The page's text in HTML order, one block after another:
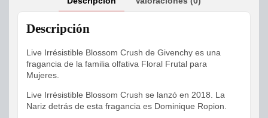
Descripción
Live Irrésistible Blossom Crush de Givenchy es una
fragancia de la familia olfativa Floral Frutal para
Mujeres.
Live Irrésistible Blossom Crush se lanzó en 2018. La
Nariz detrás de esta fragancia es Dominique Ropion.